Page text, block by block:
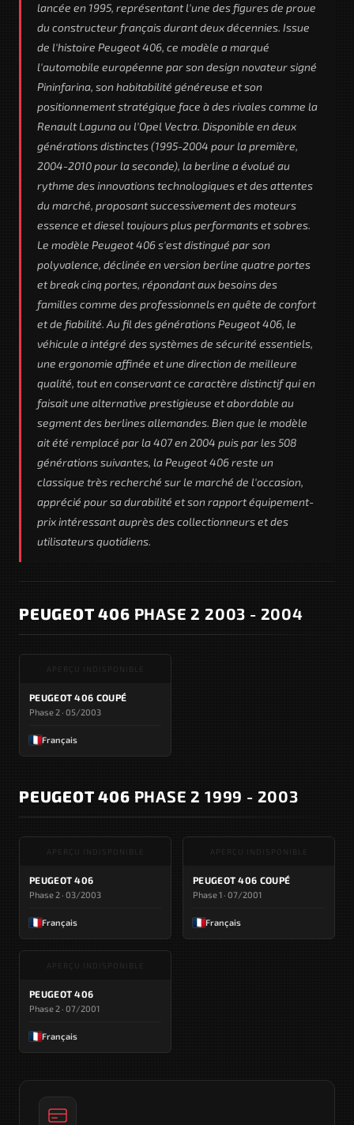
lancée en 1995, représentant l'une des figures de proue
du constructeur français durant deux décennies. Issue
de l'histoire Peugeot 406, ce modèle a marqué
l'automobile européenne par son design novateur signé
Pininfarina, son habitabilité généreuse et son
positionnement stratégique face à des rivales comme la
Renault Laguna ou l'Opel Vectra. Disponible en deux
générations distinctes (1995-2004 pour la première,
2004-2010 pour la seconde), la berline a évolué au
rythme des innovations technologiques et des attentes
du marché, proposant successivement des moteurs
essence et diesel toujours plus performants et sobres.
Le modèle Peugeot 406 s'est distingué par son
polyvalence, déclinée en version berline quatre portes
et break cinq portes, répondant aux besoins des
familles comme des professionnels en quête de confort
et de fiabilité. Au fil des générations Peugeot 406, le
véhicule a intégré des systèmes de sécurité essentiels,
une ergonomie affinée et une direction de meilleure
qualité, tout en conservant ce caractère distinctif qui en
faisait une alternative prestigieuse et abordable au
segment des berlines allemandes. Bien que le modèle
ait été remplacé par la 407 en 2004 puis par les 508
générations suivantes, la Peugeot 406 reste un
classique très recherché sur le marché de l'occasion,
apprécié pour sa durabilité et son rapport équipement-
prix intéressant auprès des collectionneurs et des
utilisateurs quotidiens.
PEUGEOT 406 PHASE 2 2003 - 2004
APERÇU INDISPONIBLE
PEUGEOT 406 COUPÉ
Phase 2 · 05/2003
Français
PEUGEOT 406 PHASE 2 1999 - 2003
APERÇU INDISPONIBLE
PEUGEOT 406
Phase 2 · 03/2003
Français
APERÇU INDISPONIBLE
PEUGEOT 406 COUPÉ
Phase 1 · 07/2001
Français
APERÇU INDISPONIBLE
PEUGEOT 406
Phase 2 · 07/2001
Français